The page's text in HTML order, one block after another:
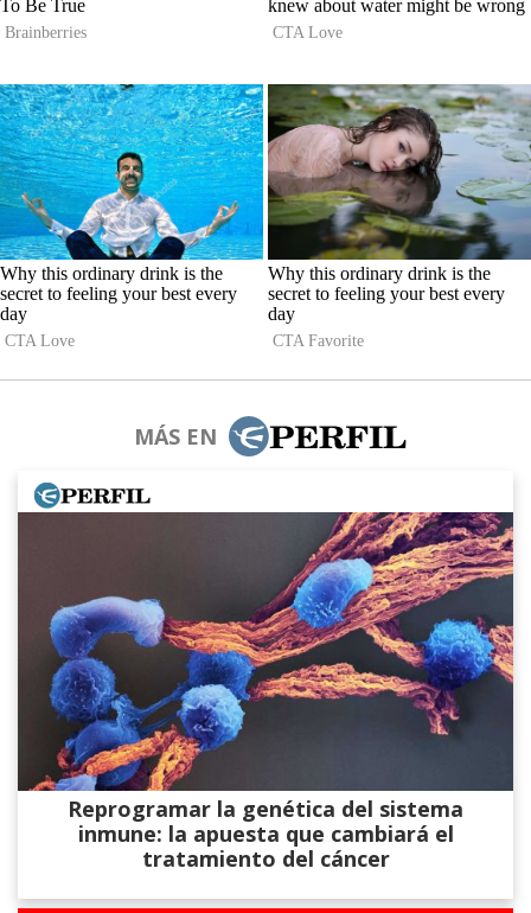
MÁS EN
Reprogramar la genética del sistema
inmune: la apuesta que cambiará el
tratamiento del cáncer